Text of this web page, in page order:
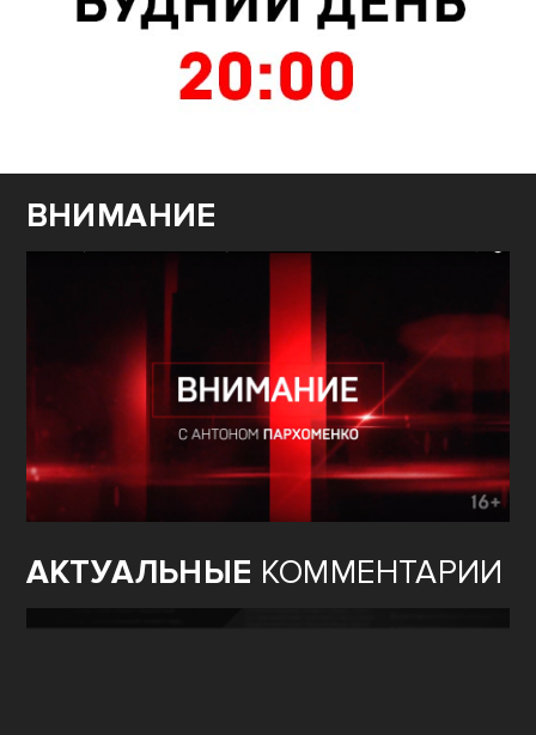
ВНИМАНИЕ
АКТУАЛЬНЫЕ КОММЕНТАРИИ